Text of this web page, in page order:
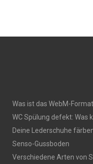
Was ist das WebM-
WC Spülung defekt: Was
Deine Lederschuhe
Senso-Gussboden
Verschiedene Arten von